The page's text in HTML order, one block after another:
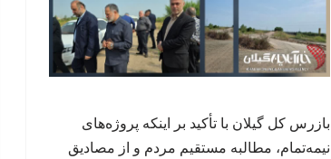
بازرس کل گیلان با تأکید بر اینکه پروژه‌های
نیمه‌تمام، مطالبه مستقیم مردم و از مصادیق